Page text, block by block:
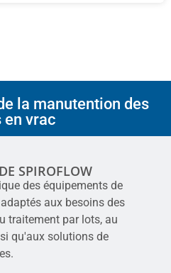
la manutention des
en vrac
SPIROFLOW
des équipements de
aux besoins des
traitement par lots, au
qu'aux solutions de